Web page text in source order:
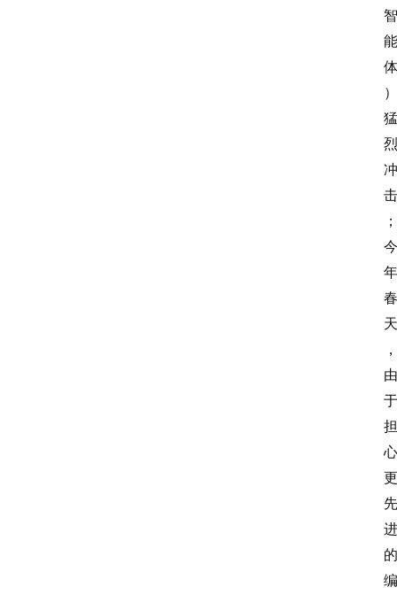
智
能
体
）
猛
烈
冲
击
；
今
年
春
天
，
由
于
担
心
更
先
进
的
编